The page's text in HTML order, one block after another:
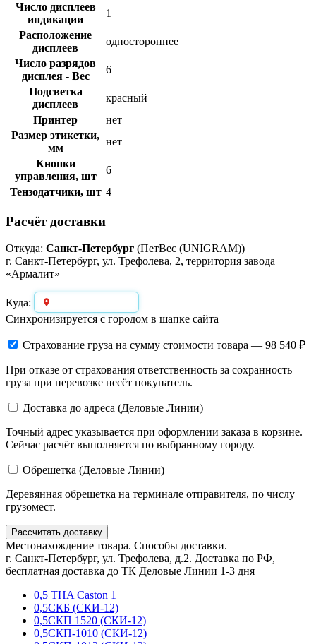
Число дисплеев
индикации
1
Расположение
дисплеев
одностороннее
Число разрядов
дисплея - Вес
6
Подсветка
дисплеев
красный
Принтер
нет
Размер этикетки,
мм
нет
Кнопки
управления, шт
6
Тензодатчики, шт 4
Расчёт доставки
Откуда: Санкт-Петербург (ПетВес (UNIGRAM))
г. Санкт-Петербург, ул. Трефолева, 2, территория завода
«Армалит»
Куда:
Синхронизируется с городом в шапке сайта
Страхование груза на сумму стоимости товара — 98 540 ₽
При отказе от страхования ответственность за сохранность
груза при перевозке несёт покупатель.
Доставка до адреса (Деловые Линии)
Точный адрес указывается при оформлении заказа в корзине.
Сейчас расчёт выполняется по выбранному городу.
Обрешетка (Деловые Линии)
Деревянная обрешетка на терминале отправителя, по числу
грузомест.
Рассчитать доставку
Местонахождение товара. Способы доставки.
г. Санкт-Петербург, ул. Трефолева, д.2. Доставка по РФ,
бесплатная доставка до ТК Деловые Линии 1-3 дня
0,5 THA Caston 1
0,5СКБ (СКИ-12)
0,5СКП 1520 (СКИ-12)
0,5СКП-1010 (СКИ-12)